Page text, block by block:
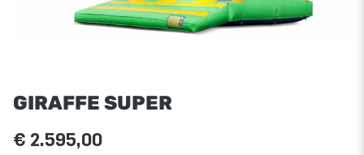
GIRAFFE SUPER
€ 2.595,00